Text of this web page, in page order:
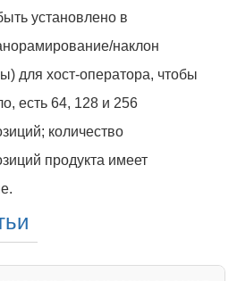
установлено в
наклон
для хост-оператора, чтобы
есть 64, 128 и 256
количество
продукта имеет